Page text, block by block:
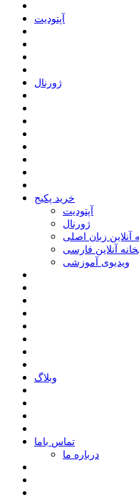
ﺁﭘﺘﻮﺩﯾﺖ
ﮊﻭﺭﻧﺎﻝ
خرید پکیج
ﺁﭘﺘﻮﺩﯾﺖ
ﮊﻭﺭﻧﺎﻝ
آنلاین زبان اصلی
آنلاین فارسی
ویدیوی آموزشی
وبلاگ
ﺗﻤﺎﺱ ﺑﺎﻣﺎ
درباره ما